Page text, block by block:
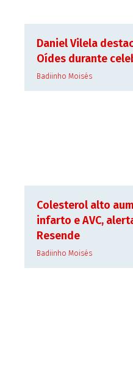
Daniel Vilela
Oídes durante
Badiinho Moisés
Colesterol alto
infarto e AVC,
Resende
Badiinho Moisés